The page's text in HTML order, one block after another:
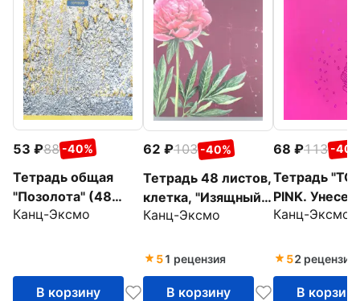
53 88 -40%
Тетрадь общая
"Позолота" (48
листов, А5, клетка,
Канц-Эксмо
В корзину
62 103 -40%
Тетрадь 48 листов,
клетка, "Изящный
гербарий", в
(ТКФЛ485743)
Канц-Эксмо
51 рецензия
В корзину
68 113 -
Тетрадь
PINK.
ветром
клетка)
Канц-Эксмо
52 рецензии
В корзину